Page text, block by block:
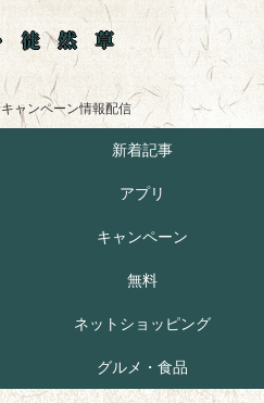
徒然草
ャンペーン情報配信
新着記事
アプリ
キャンペーン
無料
ネットショッピング
グルメ・食品